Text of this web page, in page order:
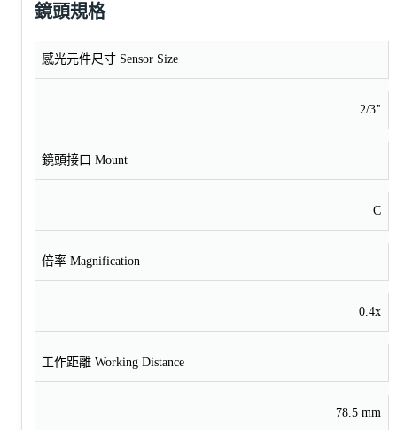
鏡頭規格
感光元件尺寸 Sensor Size
2/3"
鏡頭接口 Mount
C
倍率 Magnification
0.4x
工作距離 Working Distance
78.5 mm